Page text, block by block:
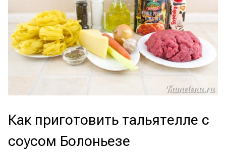
Как приготовить тальятелле с
соусом Болоньезе